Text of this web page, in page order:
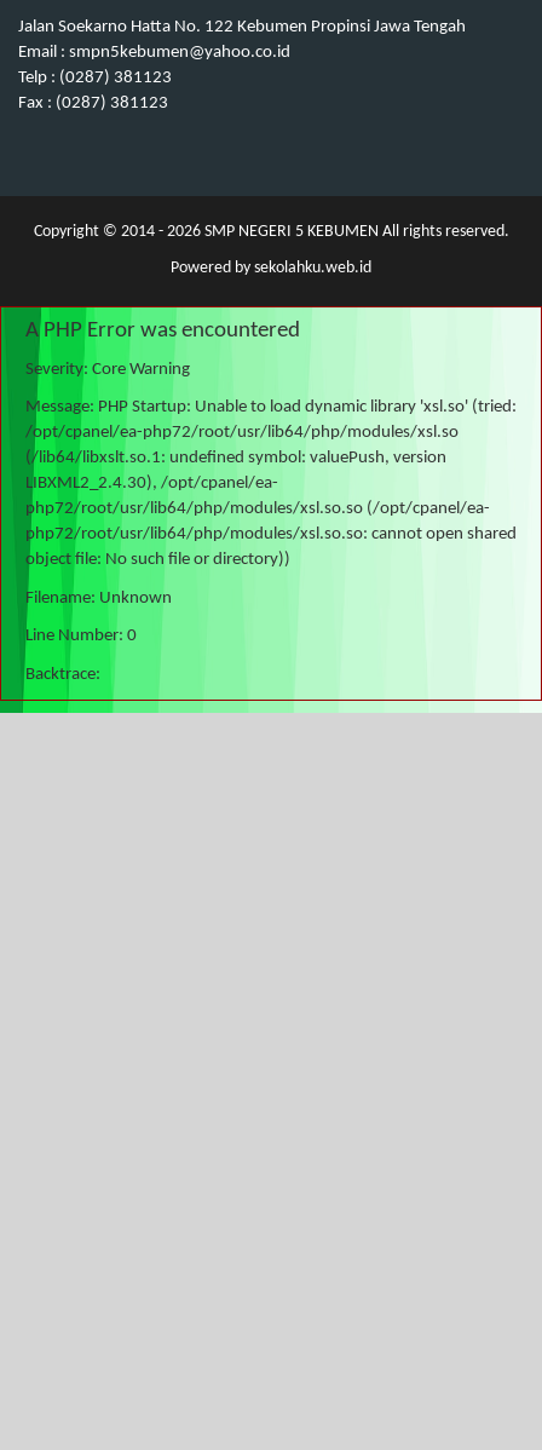
Jalan Soekarno Hatta No. 122 Kebumen Propinsi Jawa Tengah
Email : smpn5kebumen@yahoo.co.id
Telp : (0287) 381123
Fax : (0287) 381123
Copyright © 2014 - 2026SMP NEGERI 5 KEBUMEN All rights reserved.
Powered by sekolahku.web.id
A PHP Error was encountered
Severity: Core Warning
Message: PHP Startup: Unable to load dynamic library 'xsl.so' (tried:
/opt/cpanel/ea-php72/root/usr/lib64/php/modules/xsl.so
(/lib64/libxslt.so.1: undefined symbol: valuePush, version
LIBXML2_2.4.30), /opt/cpanel/ea-
php72/root/usr/lib64/php/modules/xsl.so.so (/opt/cpanel/ea-
php72/root/usr/lib64/php/modules/xsl.so.so: cannot open shared
object file: No such file or directory))
Filename: Unknown
Line Number: 0
Backtrace: